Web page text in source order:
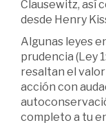
Clausewitz, así
desde Henry
Algunas leyes
prudencia (Ley
resaltan el
acción con
completo a tu